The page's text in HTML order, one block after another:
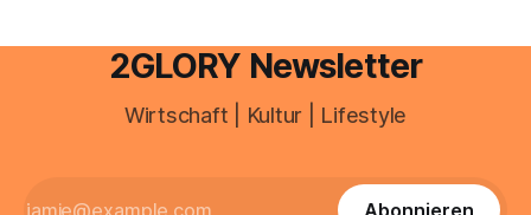
2GLORY Newsletter
Wirtschaft | Kultur | Lifestyle